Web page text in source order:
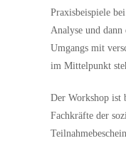
Praxisbeispiele
Analyse und dann
Umgangs mit
im Mittelpunkt
Der Workshop ist
Fachkräfte der